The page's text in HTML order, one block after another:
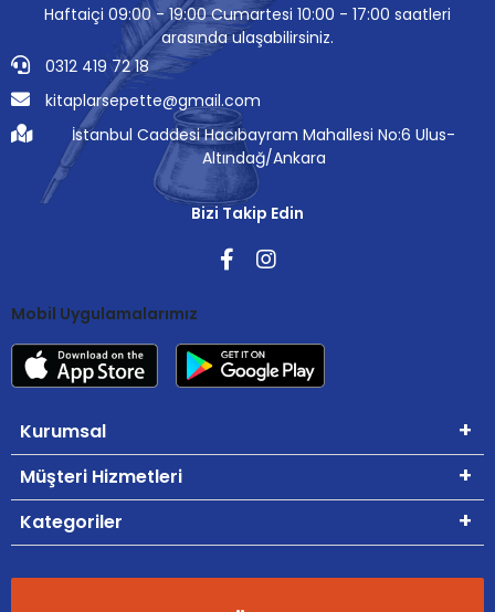
Haftaiçi 09:00 - 19:00 Cumartesi 10:00 - 17:00 saatleri
arasında ulaşabilirsiniz.
0312 419 72 18
kitaplarsepette@gmail.com
İstanbul Caddesi Hacıbayram Mahallesi No:6 Ulus-
Altındağ/Ankara
Bizi Takip Edin
Mobil Uygulamalarımız
Kurumsal
Müşteri Hizmetleri
Kategoriler